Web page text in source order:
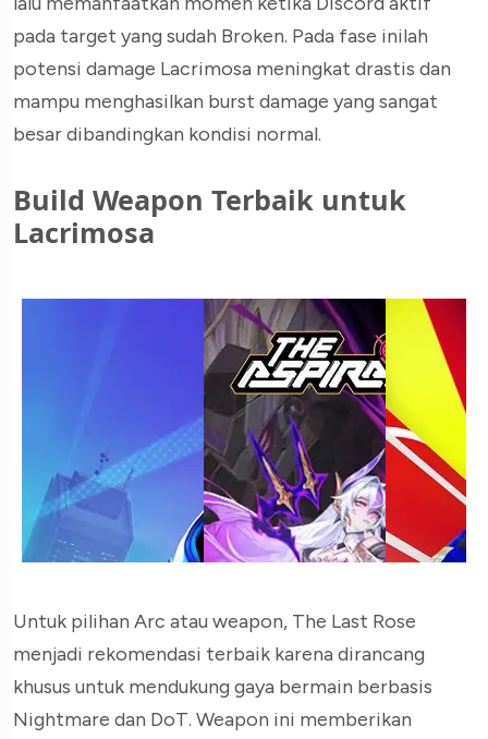
pada target yang sudah Broken. Pada fase inilah
potensi damage Lacrimosa meningkat drastis dan
mampu menghasilkan burst damage yang sangat
besar dibandingkan kondisi normal.
Build Weapon Terbaik untuk
Lacrimosa
Untuk pilihan Arc atau weapon, The Last Rose
menjadi rekomendasi terbaik karena dirancang
khusus untuk mendukung gaya bermain berbasis
Nightmare dan DoT. Weapon ini memberikan